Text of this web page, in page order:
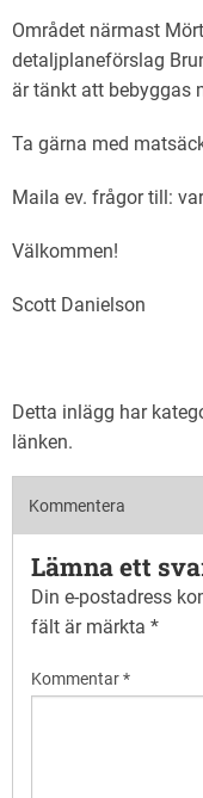
Området närmast
detaljplaneförslag
är tänkt att bebyggas
Ta gärna med
Maila ev. frågor till:
Välkommen!
Scott Danielson
Detta inlägg har
länken.
Kommentera
Lämna ett
Din e-postadress
fält är märkta *
Kommentar*